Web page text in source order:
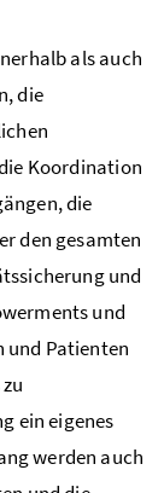
als auch
die
Koordination
die
den gesamten
und
und
und Patienten
ein eigenes
werden auch